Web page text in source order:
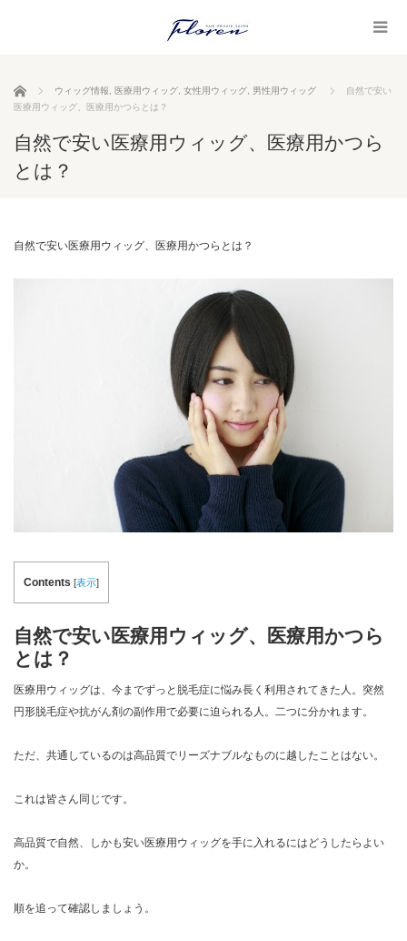
ホーム ウィッグ情報 医療用ウィッグ 女性用ウィッグ 男性用ウィッグ
自然で安い
医療用ウィッグ、医療用かつらとは？
自然で安い医療用ウィッグ、医療用かつら
とは？
自然で安い医療用ウィッグ、医療用かつらとは？
Contents [表示]
自然で安い医療用ウィッグ、医療用かつら
とは？
医療用ウィッグは、今までずっと脱毛症に悩み長く利用されてきた人。突然
円形脱毛症や抗がん剤の副作用で必要に迫られる人。二つに分かれます。
ただ、共通しているのは高品質でリーズナブルなものに越したことはない。
これは皆さん同じです。
高品質で自然、しかも安い医療用ウィッグを手に入れるにはどうしたらよい
か。
順を追って確認しましょう。